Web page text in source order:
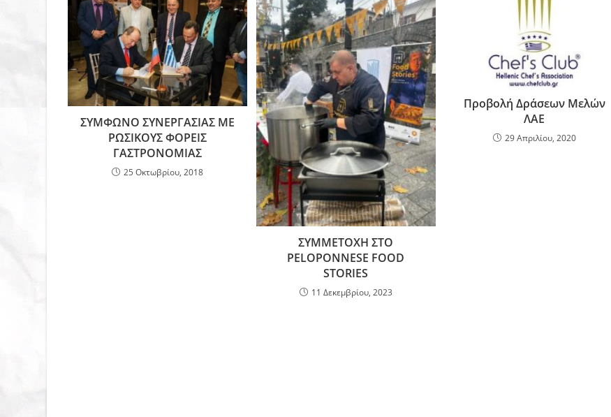
ΣΥΜΦΩΝΟ ΣΥΝΕΡΓΑΣΙΑΣ ΜΕ
ΡΩΣΙΚΟΥΣ ΦΟΡΕΙΣ
ΓΑΣΤΡΟΝΟΜΙΑΣ
25 Οκτωβρίου, 2018
ΣΥΜΜΕΤΟΧΗ ΣΤΟ
PELOPONNESE FOOD
STORIES
11 Δεκεμβρίου, 2023
Προβολή Δράσεων Μελών
ΛΑΕ
29 Απριλίου, 2020